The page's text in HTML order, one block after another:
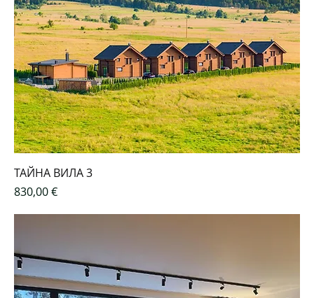
ТАЙНА ВИЛА 3
Цена
830,00 €